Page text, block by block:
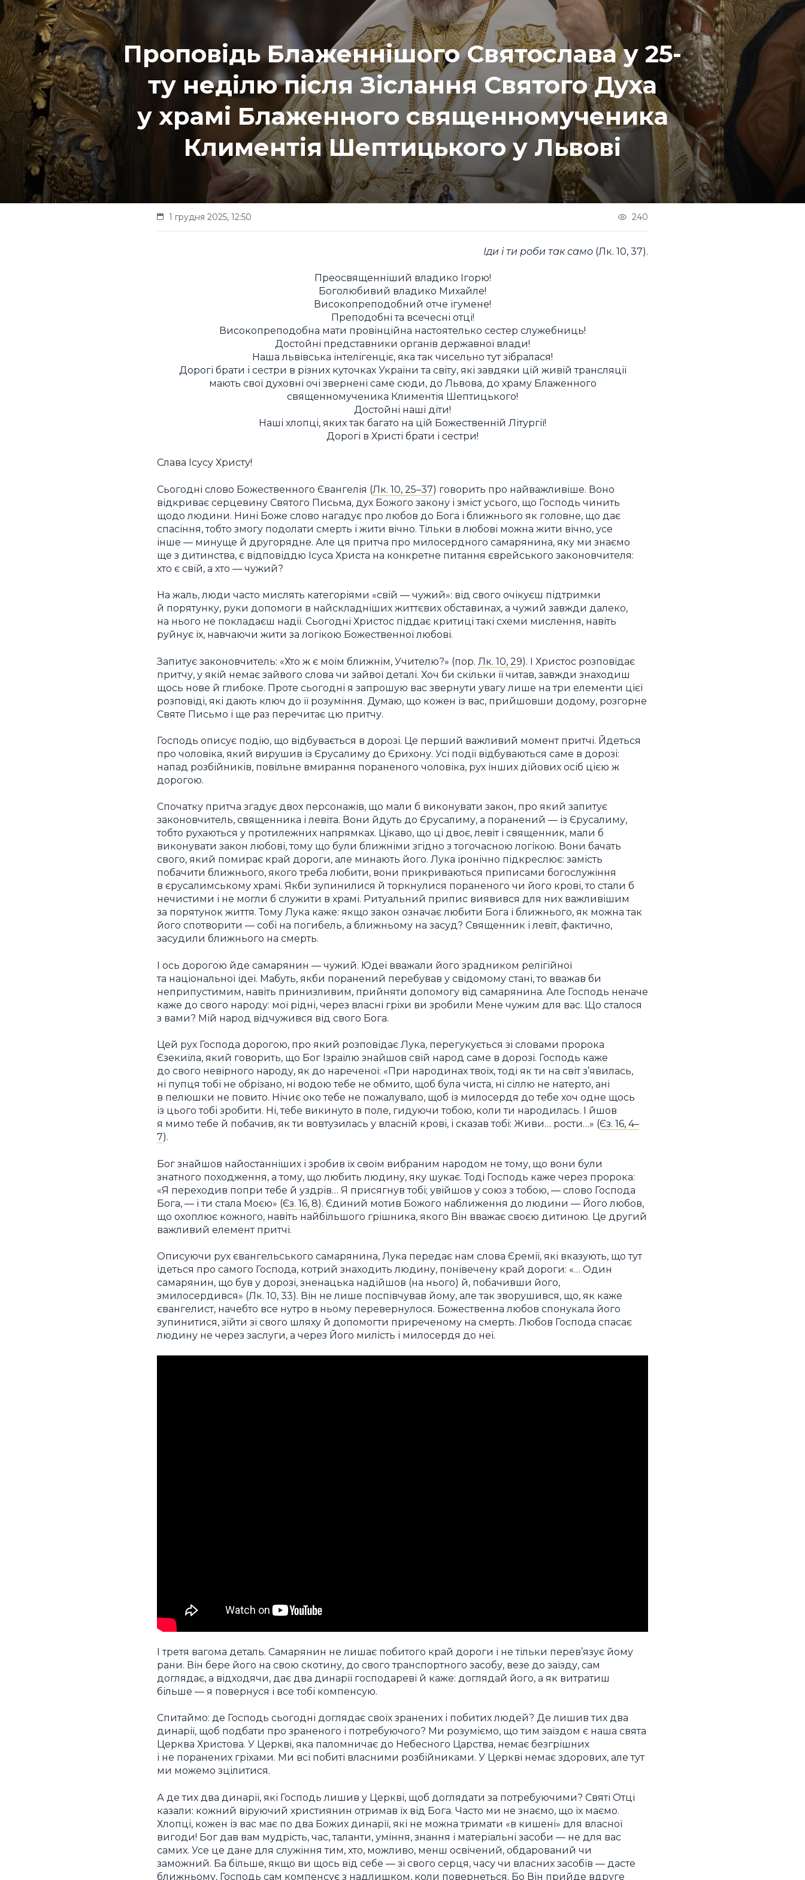
Проповідь Блаженнішого Святослава у 25-
ту неділю після Зіслання Святого Духа
у храмі Блаженного священномученика
Климентія Шептицького у Львові
1 грудня 2025, 12:50 240
Іди і ти роби так само (Лк. 10, 37).
Преосвященніший владико Ігорю!
Боголюбивий владико Михайле!
Високопреподобний отче ігумене!
Преподобні та всечесні отці!
Високопреподобна мати провінційна настоятелько сестер служебниць!
Достойні представники органів державної влади!
Наша львівська інтелігенціє, яка так чисельно тут зібралася!
Дорогі брати і сестри в різних куточках України та світу, які завдяки цій живій трансляції
мають свої духовні очі звернені саме сюди, до Львова, до храму Блаженного
священномученика Климентія Шептицького!
Достойні наші діти!
Наші хлопці, яких так багато на цій Божественній Літургії!
Дорогі в Христі брати і сестри!
Слава Ісусу Христу!
Сьогодні слово Божественного Євангелія (Лк. 10, 25–37) говорить про найважливіше. Воно
відкриває серцевину Святого Письма, дух Божого закону і зміст усього, що Господь чинить
щодо людини. Нині Боже слово нагадує про любов до Бога і ближнього як головне, що дає
спасіння, тобто змогу подолати смерть і жити вічно. Тільки в любові можна жити вічно, усе
інше — минуще й другорядне. Але ця притча про милосердного самарянина, яку ми знаємо
ще з дитинства, є відповіддю Ісуса Христа на конкретне питання єврейського законовчителя:
хто є свій, а хто — чужий?
На жаль, люди часто мислять категоріями «свій — чужий»: від свого очікуєш підтримки
й порятунку, руки допомоги в найскладніших життєвих обставинах, а чужий завжди далеко,
на нього не покладаєш надії. Сьогодні Христос піддає критиці такі схеми мислення, навіть
руйнує їх, навчаючи жити за логікою Божественної любові.
Запитує законовчитель: «Хто ж є моїм ближнім, Учителю?» (пор. Лк. 10, 29). І Христос розповідає
притчу, у якій немає зайвого слова чи зайвої деталі. Хоч би скільки її читав, завжди знаходиш
щось нове й глибоке. Проте сьогодні я запрошую вас звернути увагу лише на три елементи цієї
розповіді, які дають ключ до її розуміння. Думаю, що кожен із вас, прийшовши додому, розгорне
Святе Письмо і ще раз перечитає цю притчу.
Господь описує подію, що відбувається в дорозі. Це перший важливий момент притчі. Йдеться
про чоловіка, який вирушив із Єрусалиму до Єрихону. Усі події відбуваються саме в дорозі:
напад розбійників, повільне вмирання пораненого чоловіка, рух інших дійових осіб цією ж
дорогою.
Спочатку притча згадує двох персонажів, що мали б виконувати закон, про який запитує
законовчитель, священника і левіта. Вони йдуть до Єрусалиму, а поранений — із Єрусалиму,
тобто рухаються у протилежних напрямках. Цікаво, що ці двоє, левіт і священник, мали б
виконувати закон любові, тому що були ближніми згідно з тогочасною логікою. Вони бачать
свого, який помирає край дороги, але минають його. Лука іронічно підкреслює: замість
побачити ближнього, якого треба любити, вони прикриваються приписами богослужіння
в єрусалимському храмі. Якби зупинилися й торкнулися пораненого чи його крові, то стали б
нечистими і не могли б служити в храмі. Ритуальний припис виявився для них важливішим
за порятунок життя. Тому Лука каже: якщо закон означає любити Бога і ближнього, як можна так
його спотворити — собі на погибель, а ближньому на засуд? Священник і левіт, фактично,
засудили ближнього на смерть.
І ось дорогою йде самарянин — чужий. Юдеї вважали його зрадником релігійної
та національної ідеї. Мабуть, якби поранений перебував у свідомому стані, то вважав би
неприпустимим, навіть принизливим, прийняти допомогу від самарянина. Але Господь неначе
каже до свого народу: мої рідні, через власні гріхи ви зробили Мене чужим для вас. Що сталося
з вами? Мій народ відчужився від свого Бога.
Цей рух Господа дорогою, про який розповідає Лука, перегукується зі словами пророка
Єзекиїла, який говорить, що Бог Ізраїлю знайшов свій народ саме в дорозі. Господь каже
до свого невірного народу, як до нареченої: «При народинах твоїх, тоді як ти на світ з’явилась,
ні пупця тобі не обрізано, ні водою тебе не обмито, щоб була чиста, ні сіллю не натерто, ані
в пелюшки не повито. Нічиє око тебе не пожалувало, щоб із милосердя до тебе хоч одне щось
із цього тобі зробити. Ні, тебе викинуто в поле, гидуючи тобою, коли ти народилась. І йшов
я мимо тебе й побачив, як ти вовтузилась у власній крові, і сказав тобі: Живи… рости…» (Єз. 16, 4–
7).
Бог знайшов найостанніших і зробив їх своїм вибраним народом не тому, що вони були
знатного походження, а тому, що любить людину, яку шукає. Тоді Господь каже через пророка:
«Я переходив попри тебе й уздрів… Я присягнув тобі; увійшов у союз з тобою, — слово Господа
Бога, — і ти стала Моєю» (Єз. 16, 8). Єдиний мотив Божого наближення до людини — Його любов,
що охоплює кожного, навіть найбільшого грішника, якого Він вважає своєю дитиною. Це другий
важливий елемент притчі.
Описуючи рух євангельського самарянина, Лука передає нам слова Єремії, які вказують, що тут
ідеться про самого Господа, котрий знаходить людину, понівечену край дороги: «… Один
самарянин, що був у дорозі, зненацька надійшов (на нього) й, побачивши його,
змилосердився» (Лк. 10, 33). Він не лише поспівчував йому, але так зворушився, що, як каже
євангелист, начебто все нутро в ньому перевернулося. Божественна любов спонукала його
зупинитися, зійти зі свого шляху й допомогти приреченому на смерть. Любов Господа спасає
людину не через заслуги, а через Його милість і милосердя до неї.
І третя вагома деталь. Самарянин не лишає побитого край дороги і не тільки перев’язує йому
рани. Він бере його на свою скотину, до свого транспортного засобу, везе до заїзду, сам
доглядає, а відходячи, дає два динарії господареві й каже: доглядай його, а як витратиш
більше — я повернуся і все тобі компенсую.
Спитаймо: де Господь сьогодні доглядає своїх зранених і побитих людей? Де лишив тих два
динарії, щоб подбати про зраненого і потребуючого? Ми розуміємо, що тим заїздом є наша свята
Церква Христова. У Церкві, яка паломничає до Небесного Царства, немає безгрішних
і не поранених гріхами. Ми всі побиті власними розбійниками. У Церкві немає здорових, але тут
ми можемо зцілитися.
А де тих два динарії, які Господь лишив у Церкві, щоб доглядати за потребуючими? Святі Отці
казали: кожний віруючий християнин отримав їх від Бога. Часто ми не знаємо, що їх маємо.
Хлопці, кожен із вас має по два Божих динарії, які не можна тримати «в кишені» для власної
вигоди! Бог дав вам мудрість, час, таланти, уміння, знання і матеріальні засоби — не для вас
самих. Усе це дане для служіння тим, хто, можливо, менш освічений, обдарований чи
заможний. Ба більше, якщо ви щось від себе — зі свого серця, часу чи власних засобів — дасте
ближньому, Господь сам компенсує з надлишком, коли повернеться. Бо Він прийде вдруге